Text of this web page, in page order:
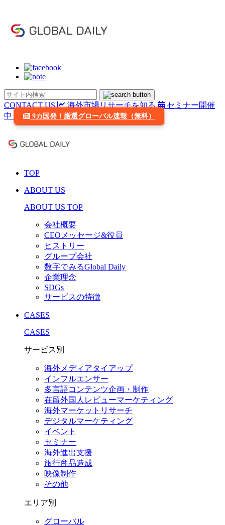
CONTACT US 海外市場リサーチを知る
セミナー開催
中
9カ国発！厳選グローバル速報（無料）
TOP
ABOUT US
ABOUT US TOP
会社概要
CEOメッセージ&役員
ヒストリー
グループ会社
数字でみるGlobal Daily
企業理念
SDGs
サービスの特徴
CASES
CASES
サービス別
海外メディアタイアップ
インフルエンサー
多言語コンテンツ企画・制作
在留外国⼈レビューマーケティング
海外マーケットリサーチ
デジタルマーケティング
イベント
セミナー
海外進出支援
旅行商品造成
映像制作
その他
エリア別
グローバル